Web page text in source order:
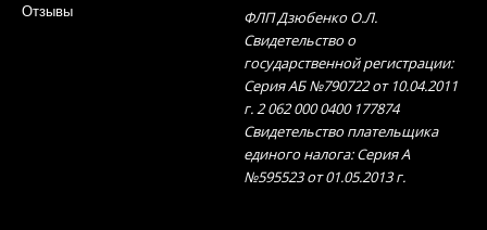
любого мероприятия, главное, сделать это
правильно, соответственно типу фигуры. Итак, в
каталоге нашего сайта вы найдете следующие
праздничные костюмы для полных женщин из
трикотажа – дарят свободу движениям,
Отзывы
ФЛП Дзюбенко О.Л.
Свидетельство о
государственной регистрации:
Серия АБ №790722 от 10.04.2011
г. 2 062 000 0400 177874
Свидетельство плательщика
единого налога: Серия А
№595523 от 01.05.2013 г.